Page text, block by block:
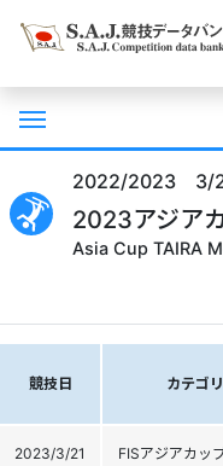
2022/2023 3/
2023アジア
Asia Cup TAIRA
競技日 カテゴ
2023/3/21
FISアジアカッ